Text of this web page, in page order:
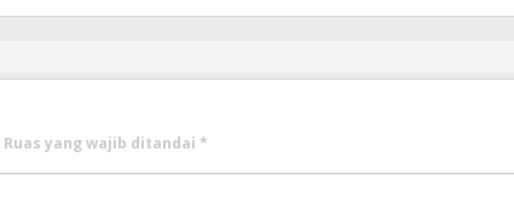
Ruas yang wajib ditandai *